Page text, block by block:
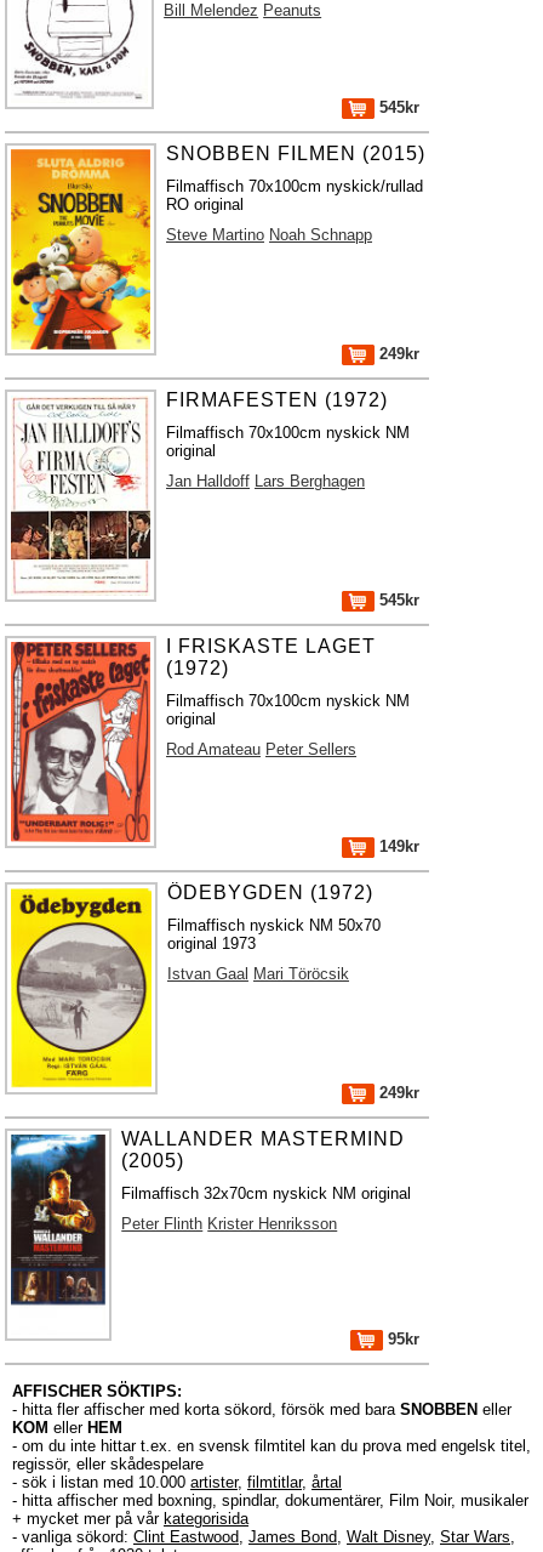
Bill Melendez Peanuts
545kr
SNOBBEN FILMEN (2015)
Filmaffisch 70x100cm nyskick/rullad
RO original
Steve Martino Noah Schnapp
249kr
FIRMAFESTEN (1972)
Filmaffisch 70x100cm nyskick NM
original
Jan Halldoff Lars Berghagen
545kr
I FRISKASTE LAGET
(1972)
Filmaffisch 70x100cm nyskick NM
original
Rod Amateau Peter Sellers
149kr
ÖDEBYGDEN (1972)
Filmaffisch nyskick NM 50x70
original 1973
Istvan Gaal Mari Töröcsik
249kr
WALLANDER MASTERMIND
(2005)
Filmaffisch 32x70cm nyskick NM original
Peter Flinth Krister Henriksson
95kr
AFFISCHER SÖKTIPS:
- hitta fler affischer med korta sökord, försök med bara SNOBBEN eller
KOM eller HEM
- om du inte hittar t.ex. en svensk filmtitel kan du prova med engelsk titel,
regissör, eller skådespelare
- sök i listan med 10.000 artister, filmtitlar, årtal
- hitta affischer med boxning, spindlar, dokumentärer, Film Noir, musikaler
+ mycket mer på vår kategorisida
- vanliga sökord: Clint Eastwood, James Bond, Walt Disney, Star Wars,